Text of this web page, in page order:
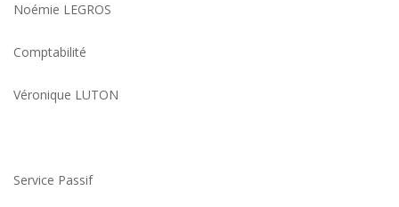
Noémie LEGROS
Comptabilité
Véronique LUTON
Service Passif